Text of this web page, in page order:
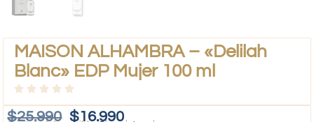
MAISON ALHAMBRA – «Delilah
Blanc» EDP Mujer 100 ml
$25.990 $16.990